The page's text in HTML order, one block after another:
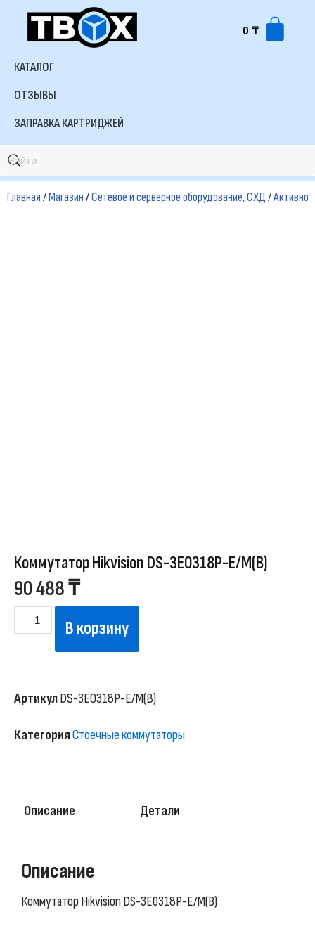
Перейти
содержимому
0 ₸
КАТАЛОГ
ОТЗЫВЫ
ЗАПРАВКА КАРТРИДЖЕЙ
Главная/Магазин/Сетевое и серверное оборудование, СХД/
Коммутатор Hikvision DS-3E0318P-E/M(B)
90 488₸
В корзину
АртикулDS-3E0318P-E/M(B)
КатегорияСтоечные коммутаторы
Описание Детали
Описание
Коммутатор Hikvision DS-3E0318P-E/M(B)